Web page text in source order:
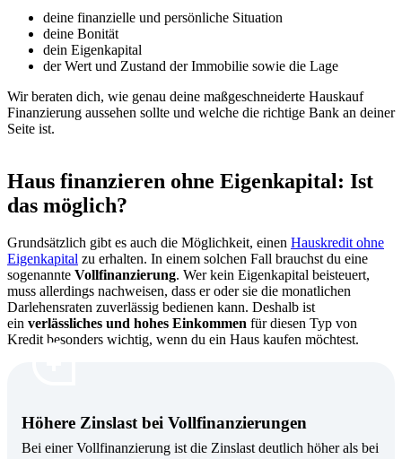
deine finanzielle und persönliche Situation
deine Bonität
dein Eigenkapital
der Wert und Zustand der Immobilie sowie die Lage
Wir beraten dich, wie genau deine maßgeschneiderte Hauskauf
Finanzierung aussehen sollte und welche die richtige Bank an deiner
Seite ist.
Haus finanzieren ohne Eigenkapital: Ist
das möglich?
Grundsätzlich gibt es auch die Möglichkeit, einen Hauskredit ohne
Eigenkapital zu erhalten. In einem solchen Fall brauchst du eine
sogenannte Vollfinanzierung. Wer kein Eigenkapital beisteuert,
muss allerdings nachweisen, dass er oder sie die monatlichen
Darlehensraten zuverlässig bedienen kann. Deshalb ist
ein verlässliches und hohes Einkommen für diesen Typ von
Kredit besonders wichtig, wenn du ein Haus kaufen möchtest.
Höhere Zinslast bei Vollfinanzierungen
Bei einer Vollfinanzierung ist die Zinslast deutlich höherals bei